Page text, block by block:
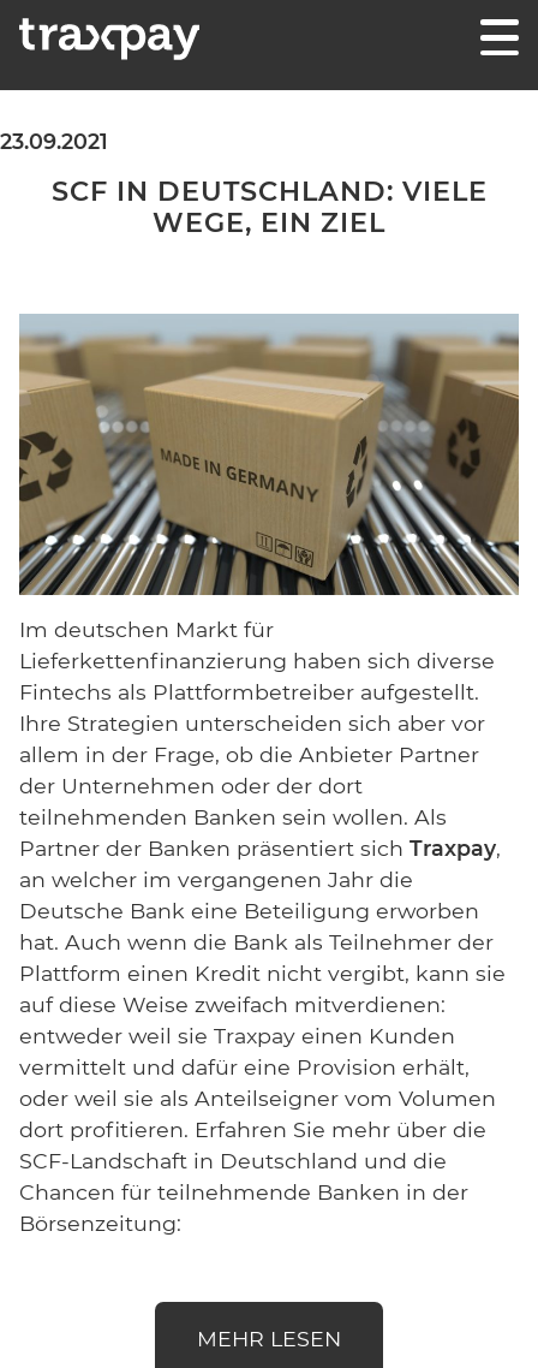
Skip to content
23.09.2021
SCF IN DEUTSCHLAND: VIELE
WEGE, EIN ZIEL
Im deutschen Markt für
Lieferkettenfinanzierung haben sich diverse
Fintechs als Plattformbetreiber aufgestellt.
Ihre Strategien unterscheiden sich aber vor
allem in der Frage, ob die Anbieter Partner
der Unternehmen oder der dort
teilnehmenden Banken sein wollen. Als
Partner der Banken präsentiert sich Traxpay,
an welcher im vergangenen Jahr die
Deutsche Bank eine Beteiligung erworben
hat. Auch wenn die Bank als Teilnehmer der
Plattform einen Kredit nicht vergibt, kann sie
auf diese Weise zweifach mitverdienen:
entweder weil sie Traxpay einen Kunden
vermittelt und dafür eine Provision erhält,
oder weil sie als Anteils­eigner vom Volumen
dort profitieren. Erfahren Sie mehr über die
SCF-Landschaft in Deutschland und die
Chancen für teilnehmende Banken in der
Börsenzeitung:
MEHR LESEN